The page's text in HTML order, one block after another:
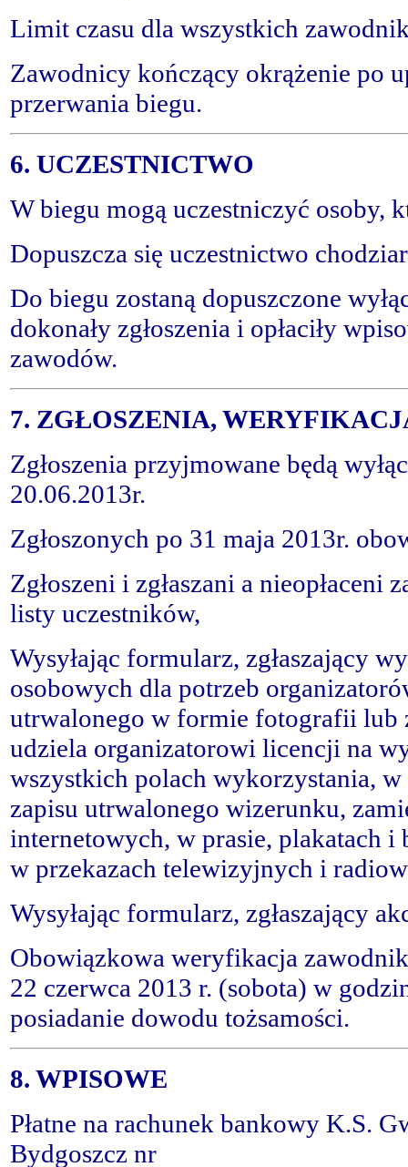
Limit czasu dla wszystkich
Zawodnicy kończący okrążenie po
przerwania biegu.
6. UCZESTNICTWO
W biegu mogą uczestniczyć osoby,
Dopuszcza się uczestnictwo
Do biegu zostaną dopuszczone
dokonały zgłoszenia i opłaciły
zawodów.
7. ZGŁOSZENIA,
Zgłoszenia przyjmowane będą
20.06.2013r.
Zgłoszonych po 31 maja 2013r.
Zgłoszeni i zgłaszani a
listy uczestników,
Wysyłając formularz, zgłaszający
osobowych dla potrzeb
utrwalonego w formie fotografii lub
udziela organizatorowi licencji na
wszystkich polach wykorzystania,
zapisu utrwalonego wizerunku,
internetowych, w prasie, plakatach
w przekazach telewizyjnych i
Wysyłając formularz, zgłaszający
Obowiązkowa weryfikacja
22 czerwca 2013 r. (sobota) w
posiadanie dowodu tożsamości.
8. WPISOWE
Płatne na rachunek bankowy K.S.
Bydgoszcz nr